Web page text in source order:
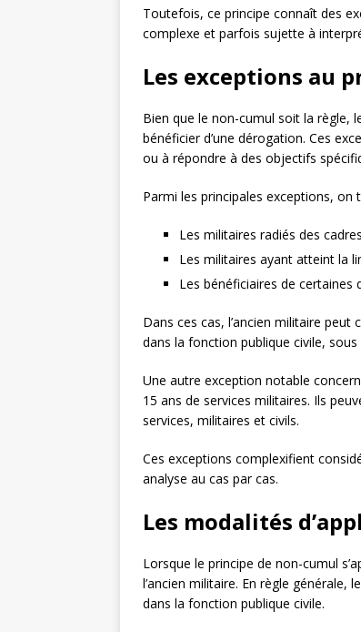
Toutefois, ce principe connaît des
complexe et parfois sujette à
Les exceptions au
Bien que le non-cumul soit la règle,
bénéficier d’une dérogation. Ces
ou à répondre à des objectifs
Parmi les principales exceptions, on
Les militaires radiés des
Les militaires ayant atteint la
Les bénéficiaires de certaines
Dans ces cas, l’ancien militaire
dans la fonction publique civile,
Une autre exception notable
15 ans de services militaires. Ils
services, militaires et civils.
Ces exceptions complexifient
analyse au cas par cas.
Les modalités
Lorsque le principe de non-cumul
l’ancien militaire. En règle
dans la fonction publique civile.